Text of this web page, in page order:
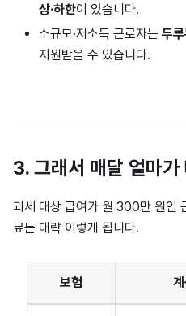
상·하한이 있습니다.
소규모·저소득 근로자는 두루
지원받을 수 있습니다.
3. 그래서 매달 얼마가
과세 대상 급여가 월 300만 원인
료는 대략 이렇게 됩니다.
보험